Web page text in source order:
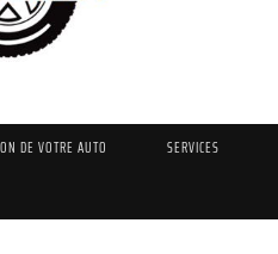
DE VOTRE AUTO SERVICES